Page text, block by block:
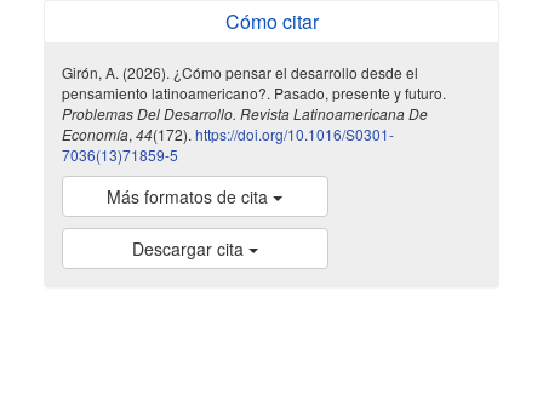
Cómo citar
Girón, A. (2026). ¿Cómo pensar el desarrollo desde el
pensamiento latinoamericano?. Pasado, presente y futuro.
Problemas Del Desarrollo. Revista Latinoamericana De
Economía, 44(172). https://doi.org/10.1016/S0301-
7036(13)71859-5
Más formatos de cita
Descargar cita